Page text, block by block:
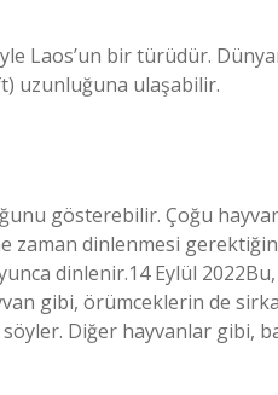
Laos’un bir türüdür.
uzunluğuna ulaşabilir.
gösterebilir. Çoğu
zaman dinlenmesi
dinlenir.14 Eylül
gibi, örümceklerin de
Diğer hayvanlar gibi,